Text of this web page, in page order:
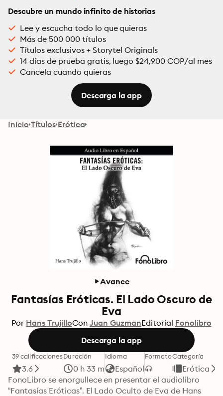
Descubre un mundo infinito de historias
Lee y escucha todo lo que quieras
Más de 500 000 títulos
Títulos exclusivos + Storytel Originals
14 días de prueba gratis, luego $24,900 COP/al mes
Cancela cuando quieras
Descarga la app
Inicio Títulos Erótica
Avance
Fantasías Eróticas. El Lado Oscuro de
Eva
Por Hans TrujilloCon Juan GuzmanEditorial Fonolibro
Descarga la app
39 calificaciones
3.6
Duración
0 h 33 m
Idioma
Español
FormatoCategoría
Erótica
FonoLibro se enorgullece en presentar el audiolibro
“Fantasías Eróticas”. El Lado Oculto de Eva de Hans